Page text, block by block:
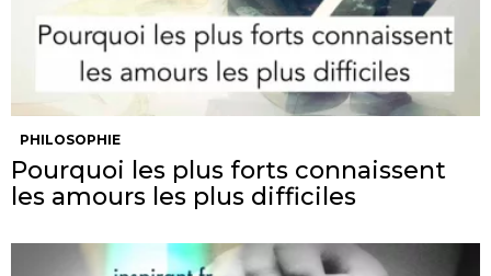
PHILOSOPHIE
Pourquoi les plus forts connaissent
les amours les plus difficiles